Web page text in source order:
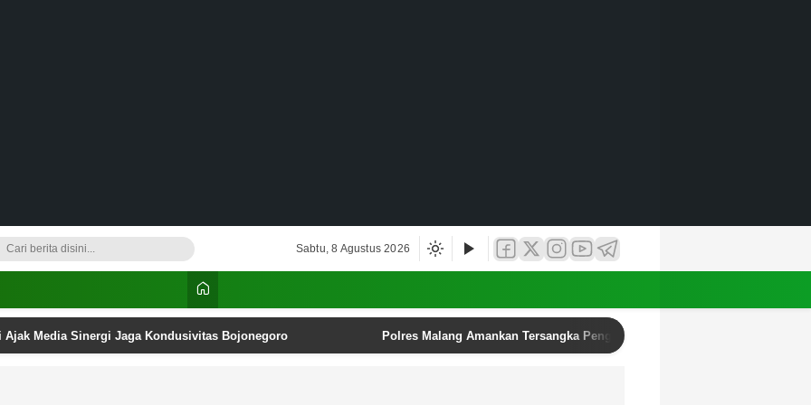
Sabtu, 8 Agustus 2026
Ajak Media Sinergi Jaga Kondusivitas Bojonegoro Polres Malang Amankan Tersangka Pengedar Narkoba di Kepanjen, Sita